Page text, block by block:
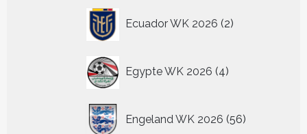
Ecuador WK 2026 2
producten
Egypte WK 2026 4
producten
Engeland WK 2026 56
producten